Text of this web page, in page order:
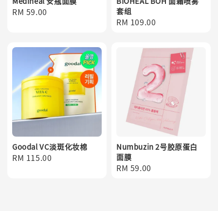
Regular
RM 59.00
套组
Regular
RM 109.00
Goodal VC淡斑化妆棉
Regular
RM 115.00
Numbuzin 2号胶原蛋白
面膜
Regular
RM 59.00